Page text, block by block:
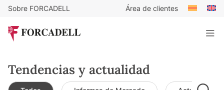
Sobre FORCADELL Área de clientes
Tendencias y actualidad